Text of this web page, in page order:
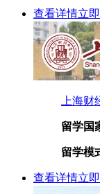
查看详情立
上海
留学国
留学模
查看详情立